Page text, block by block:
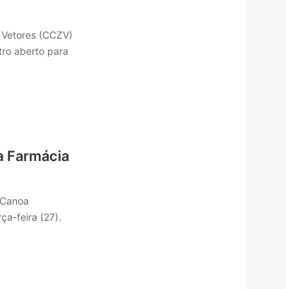
(CCZV)
aberto para
Farmácia
feira (27).